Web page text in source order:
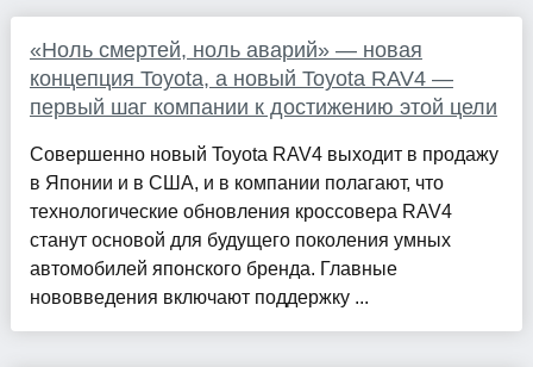
«Ноль смертей, ноль аварий» — новая
концепция Toyota, а новый Toyota RAV4 —
первый шаг компании к достижению этой цели
Совершенно новый Toyota RAV4 выходит в продажу
в Японии и в США, и в компании полагают, что
технологические обновления кроссовера RAV4
станут основой для будущего поколения умных
автомобилей японского бренда. Главные
нововведения включают поддержку ...